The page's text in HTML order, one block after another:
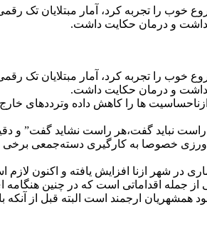
خوب را تجربه کرد، آمار مبتلایان
و درمان حکایت داشت‌.
خوب را تجربه کرد، آمار مبتلایان
و درمان حکایت داشت‌.
ها را کاهش داده وترددهای
نباید گفت،هر راست نشاید گفت” و
خصوصا به کارگیری دسته‌جمعی برخی
در شهر ازنا افزایش یافته و اکنون
جمله اقداماتی است که در چنین
همشهریان ارجمند است البته قبل از